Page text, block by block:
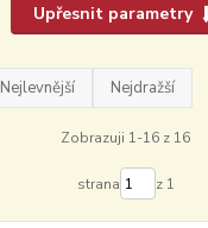
Upřesnit parametry
Nejlevnější Nejdražší
Zobrazuji 1-16 z 16
strana z 1